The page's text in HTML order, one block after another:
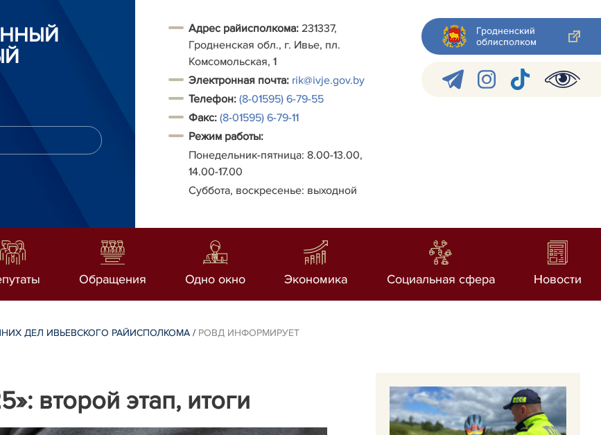
Адрес райисполкома: 231337,
Гродненская обл., г. Ивье, пл.
Комсомольская, 1
Электронная почта: rik@ivje.gov.by
Телефон: (8-01595) 6-79-55
Факс: (8-01595) 6-79-11
Режим работы:
Понедельник-пятница: 8.00-13.00,
14.00-17.00
Суббота, воскресенье: выходной
Гродненский
облисполком
Обращения Одно окно Экономика Социальная сфера Новости
ДЕЛ ИВЬЕВСКОГО РАЙИСПОЛКОМА / РОВД ИНФОРМИРУЕТ
второй этап, итоги